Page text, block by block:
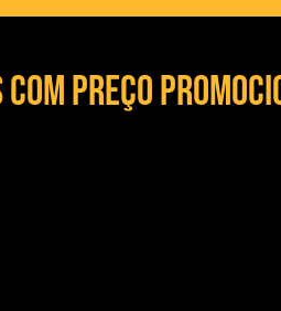
com preço